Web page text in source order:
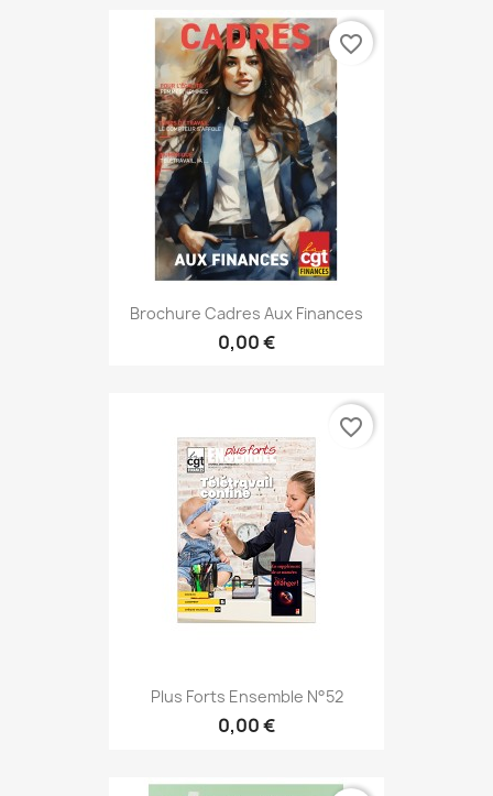
Brochure Cadres Aux Finances
0,00 €
favorite_border
Plus Forts Ensemble N°52
0,00 €
favorite_border